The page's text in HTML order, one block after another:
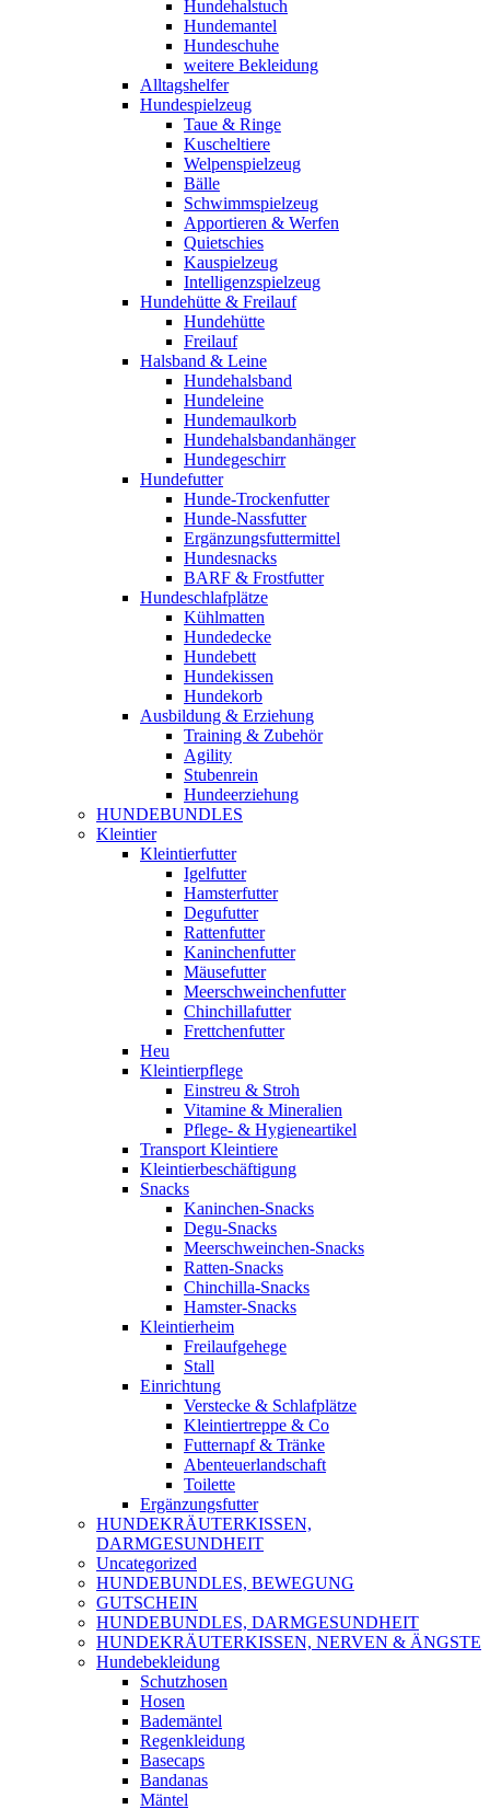
Hundehalstuch
Hundemantel
Hundeschuhe
weitere Bekleidung
Alltagshelfer
Hundespielzeug
Taue & Ringe
Kuscheltiere
Welpenspielzeug
Bälle
Schwimmspielzeug
Apportieren & Werfen
Quietschies
Kauspielzeug
Intelligenzspielzeug
Hundehütte & Freilauf
Hundehütte
Freilauf
Halsband & Leine
Hundehalsband
Hundeleine
Hundemaulkorb
Hundehalsbandanhänger
Hundegeschirr
Hundefutter
Hunde-Trockenfutter
Hunde-Nassfutter
Ergänzungsfuttermittel
Hundesnacks
BARF & Frostfutter
Hundeschlafplätze
Kühlmatten
Hundedecke
Hundebett
Hundekissen
Hundekorb
Ausbildung & Erziehung
Training & Zubehör
Agility
Stubenrein
Hundeerziehung
HUNDEBUNDLES
Kleintier
Kleintierfutter
Igelfutter
Hamsterfutter
Degufutter
Rattenfutter
Kaninchenfutter
Mäusefutter
Meerschweinchenfutter
Chinchillafutter
Frettchenfutter
Heu
Kleintierpflege
Einstreu & Stroh
Vitamine & Mineralien
Pflege- & Hygieneartikel
Transport Kleintiere
Kleintierbeschäftigung
Snacks
Kaninchen-Snacks
Degu-Snacks
Meerschweinchen-Snacks
Ratten-Snacks
Chinchilla-Snacks
Hamster-Snacks
Kleintierheim
Freilaufgehege
Stall
Einrichtung
Verstecke & Schlafplätze
Kleintiertreppe & Co
Futternapf & Tränke
Abenteuerlandschaft
Toilette
Ergänzungsfutter
HUNDEKRÄUTERKISSEN,
DARMGESUNDHEIT
Uncategorized
HUNDEBUNDLES, BEWEGUNG
GUTSCHEIN
HUNDEBUNDLES, DARMGESUNDHEIT
HUNDEKRÄUTERKISSEN, NERVEN & ÄNGSTE
Hundebekleidung
Schutzhosen
Hosen
Bademäntel
Regenkleidung
Basecaps
Bandanas
Mäntel